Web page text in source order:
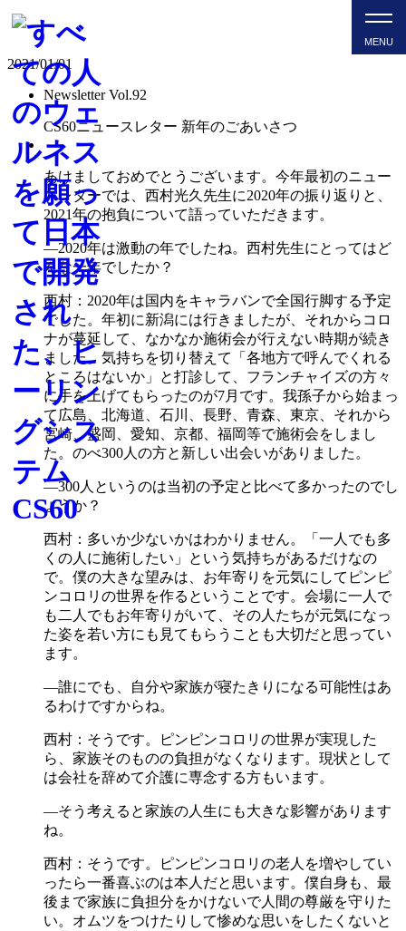
CS60 NEWSLETTER VOL.
2021/01/01
Newsletter Vol.92
CS60ニュースレター 新年のごあいさつ
あけましておめでとうございます。今年最初のニュー
スレターでは、西村光久先生に2020年の振り返りと、
2021年の抱負について語っていただきます。
―2020年は激動の年でしたね。西村先生にとってはど
んな一年でしたか？
西村：2020年は国内をキャラバンで全国行脚する予定
でした。年初に新潟には行きましたが、それからコロ
ナが蔓延して、なかなか施術会が行えない時期が続き
ました。気持ちを切り替えて「各地方で呼んでくれる
ところはないか」と打診して、フランチャイズの方々
に手を上げてもらったのが7月です。我孫子から始まっ
て広島、北海道、石川、長野、青森、東京、それから
宮崎、盛岡、愛知、京都、福岡等で施術会をしまし
た。のべ300人の方と新しい出会いがありました。
―300人というのは当初の予定と比べて多かったのでし
ょうか？
西村：多いか少ないかはわかりません。「一人でも多
くの人に施術したい」という気持ちがあるだけなの
で。僕の大きな望みは、お年寄りを元気にしてピンピ
ンコロリの世界を作るということです。会場に一人で
も二人でもお年寄りがいて、その人たちが元気になっ
た姿を若い方にも見てもらうことも大切だと思ってい
ます。
―誰にでも、自分や家族が寝たきりになる可能性はあ
るわけですからね。
西村：そうです。ピンピンコロリの世界が実現した
ら、家族そのものの負担がなくなります。現状として
は会社を辞めて介護に専念する方もいます。
―そう考えると家族の人生にも大きな影響があります
ね。
西村：そうです。ピンピンコロリの老人を増やしてい
ったら一番喜ぶのは本人だと思います。僕自身も、最
後まで家族に負担分をかけないで人間の尊厳を守りた
い。オムツをつけたりして惨めな思いをしたくないと